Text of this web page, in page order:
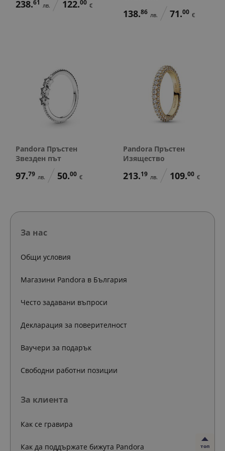
238.61 лв. 122.00 €
138.86 лв. 71.00 €
Pandora Пръстен
Звезден път
97.79 лв. 50.00 €
Pandora Пръстен
Изящество
213.19 лв. 109.00 €
топ
За нас
Общи условия
Магазини Pandora в България
Често задавани въпроси
Декларация за поверителност
Ваучери за подарък
Свободни работни позиции
За клиента
Как се гравира
Как да поддържате бижута Pandora